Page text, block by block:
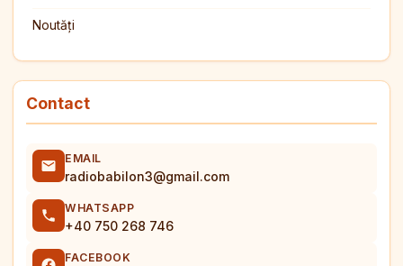
Noutăți
Contact
EMAIL
radiobabilon3@gmail.com
WHATSAPP
+40 750 268 746
FACEBOOK